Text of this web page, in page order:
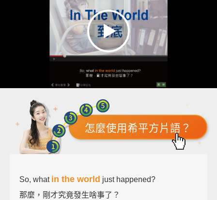
怎麼使用希平方片語？
So, what in the world just happened?
那麼，剛才究竟發生啥事了？